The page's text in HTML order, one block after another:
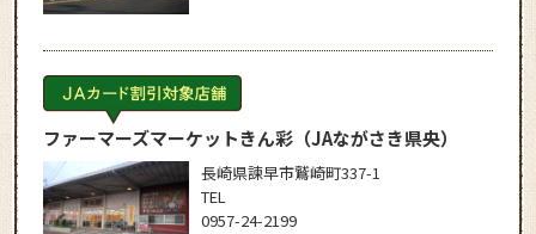
ファーマーズマーケットきん彩（JAながさき県央）
長崎県諫早市鷲崎町337-1
TEL
0957-24-2199